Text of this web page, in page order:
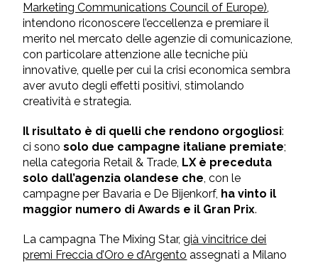
Marketing Communications Council of Europe),
intendono riconoscere l’eccellenza e premiare il
merito nel mercato delle agenzie di comunicazione,
con particolare attenzione alle tecniche più
innovative, quelle per cui la crisi economica sembra
aver avuto degli effetti positivi, stimolando
creatività e strategia.
Il risultato è di quelli che rendono orgogliosi:
ci sonosolo due campagne italiane premiate;
nella categoria Retail & Trade, LX è preceduta
solo dall’agenzia olandese che, con le
campagne per Bavaria e De Bijenkorf, ha vinto il
maggior numero di Awards e il Gran Prix.
La campagna The Mixing Star,già vincitrice dei
premi Freccia d’Oro e d’Argento assegnati a Milano